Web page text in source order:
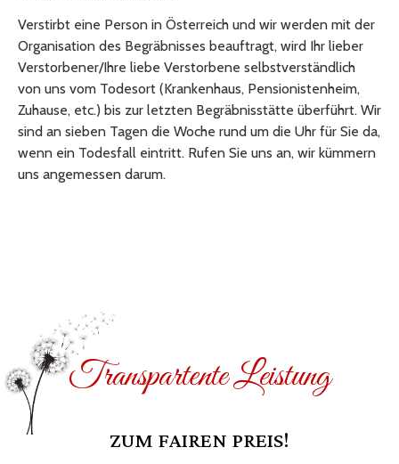
Verstirbt eine Person in Österreich und wir werden mit der
Organisation des Begräbnisses beauftragt, wird Ihr lieber
Verstorbener/Ihre liebe Verstorbene selbstverständlich
von uns vom Todesort (Krankenhaus, Pensionistenheim,
Zuhause, etc.) bis zur letzten Begräbnisstätte überführt. Wir
sind an sieben Tagen die Woche rund um die Uhr für Sie da,
wenn ein Todesfall eintritt. Rufen Sie uns an, wir kümmern
uns angemessen darum.
Transpartente Leistung
ZUM FAIREN PREIS!